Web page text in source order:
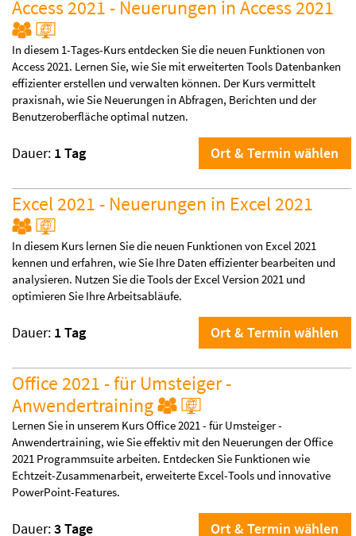
Access 2021 - Neuerungen in Access 2021
In diesem 1-Tages-Kurs entdecken Sie die neuen Funktionen von
Access 2021. Lernen Sie, wie Sie mit erweiterten Tools Datenbanken
effizienter erstellen und verwalten können. Der Kurs vermittelt
praxisnah, wie Sie Neuerungen in Abfragen, Berichten und der
Benutzeroberfläche optimal nutzen.
Dauer: 1 Tag Ort & Termin wählen
Excel 2021 - Neuerungen in Excel 2021
In diesem Kurs lernen Sie die neuen Funktionen von Excel 2021
kennen und erfahren, wie Sie Ihre Daten effizienter bearbeiten und
analysieren. Nutzen Sie die Tools der Excel Version 2021 und
optimieren Sie Ihre Arbeitsabläufe.
Dauer: 1 Tag Ort & Termin wählen
Office 2021 - für Umsteiger -
Anwendertraining
Lernen Sie in unserem Kurs Office 2021 - für Umsteiger -
Anwendertraining, wie Sie effektiv mit den Neuerungen der Office
2021 Programmsuite arbeiten. Entdecken Sie Funktionen wie
Echtzeit-Zusammenarbeit, erweiterte Excel-Tools und innovative
PowerPoint-Features.
Dauer:3 Tage Ort & Termin wählen